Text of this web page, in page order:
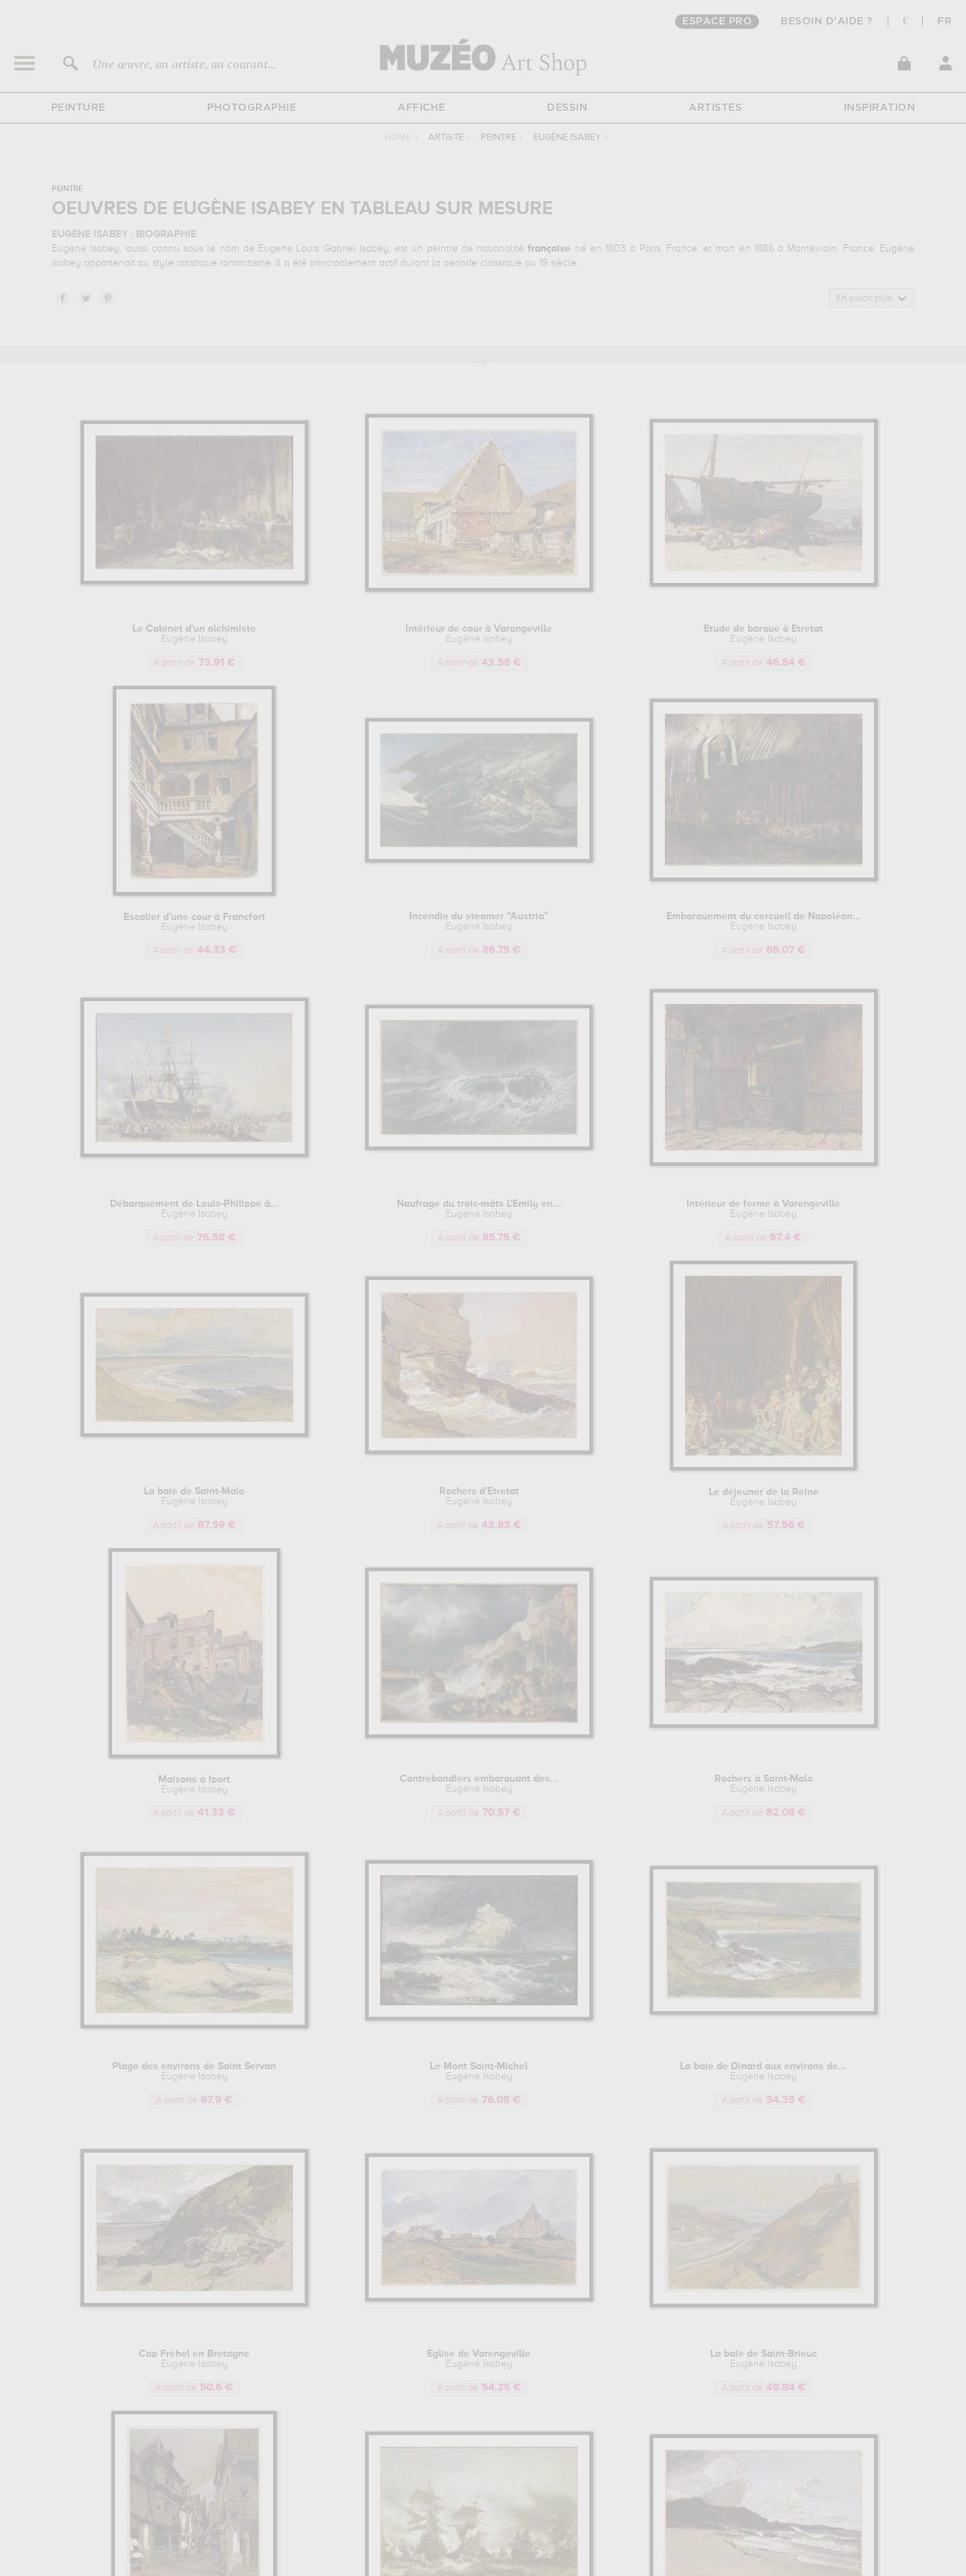
ESPACE PRO BESOIN D'AIDE ? € FR
Une œuvre, un artiste, un courant...
PEINTURE PHOTOGRAPHIE AFFICHE DESSIN ARTISTES INSPIRATION
HOME › ARTISTE › PEINTRE › EUGÈNE ISABEY ›
PEINTRE
OEUVRES DE EUGÈNE ISABEY EN TABLEAU SUR MESURE
EUGÈNE ISABEY : BIOGRAPHIE
Eugène Isabey, aussi connu sous le nom de Eugene Louis Gabriel Isabey, est un peintre de nationalitéfrançaise né en 1803 à Paris, France, et mort en 1886 à Montévrain, France. Eugène
Isabey appartenait au style artistique romantisme. Il a été principalement actif durant la période classique au 19 siècle.
EUGÈNE ISABEY : SES PRINCIPALES OEUVRES
Pour en savoir plus sur la vie et l'œuvre de Eugène Isabey.
En savoir plus
Le Cabinet d'un alchimiste
Eugène Isabey
A partir de 73.91 €
Intérieur de cour à Varangeville
Eugène Isabey
A partir de 43.58 €
Etude de barque à Etretat
Eugène Isabey
A partir de 46.84 €
Escalier d'une cour à Francfort
Eugène Isabey
A partir de 44.33 €
Incendie du steamer "Austria"
Eugène Isabey
A partir de 86.75 €
Embarquement du cercueil de Napoléon...
Eugène Isabey
A partir de 65.07 €
Débarquement de Louis-Philippe à...
Eugène Isabey
A partir de 76.58 €
Naufrage du trois-mâts L'Emily en...
Eugène Isabey
A partir de 85.75 €
Intérieur de ferme à Varengeville
Eugène Isabey
A partir de 67.4 €
La baie de Saint-Malo
Eugène Isabey
A partir de 87.59 €
Rochers d'Etretat
Eugène Isabey
A partir de 43.83 €
Le déjeuner de la Reine
Eugène Isabey
A partir de 57.56 €
Maisons à Iport
Eugène Isabey
A partir de 41.33 €
Contrebandiers embarquant des...
Eugène Isabey
A partir de 70.57 €
Rochers à Saint-Malo
Eugène Isabey
A partir de 82.08 €
Plage des environs de Saint Servan
Eugène Isabey
A partir de 67.9 €
Le Mont Saint-Michel
Eugène Isabey
A partir de 76.08 €
La baie de Dinard aux environs de...
Eugène Isabey
A partir de 54.35 €
Cap Fréhel en Bretagne
Eugène Isabey
A partir de 50.6 €
Eglise de Varengeville
Eugène Isabey
A partir de 54.35 €
La baie de Saint-Brieuc
Eugène Isabey
A partir de 49.84 €